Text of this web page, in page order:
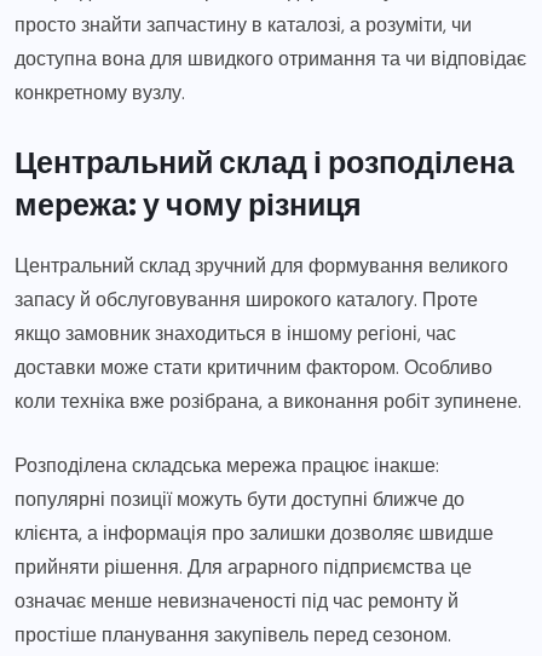
просто знайти запчастину в каталозі, а розуміти, чи
доступна вона для швидкого отримання та чи відповідає
конкретному вузлу.
Центральний склад і розподілена
мережа: у чому різниця
Центральний склад зручний для формування великого
запасу й обслуговування широкого каталогу. Проте
якщо замовник знаходиться в іншому регіоні, час
доставки може стати критичним фактором. Особливо
коли техніка вже розібрана, а виконання робіт зупинене.
Розподілена складська мережа працює інакше:
популярні позиції можуть бути доступні ближче до
клієнта, а інформація про залишки дозволяє швидше
прийняти рішення. Для аграрного підприємства це
означає менше невизначеності під час ремонту й
простіше планування закупівель перед сезоном.